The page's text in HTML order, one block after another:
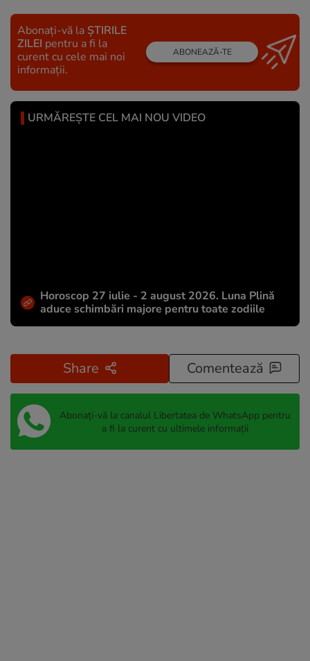
Abonați-vă la ȘTIRILE
ZILEI pentru a fi la
curent cu cele mai noi
informații.
ABONEAZĂ-TE
URMĂREȘTE CEL MAI NOU VIDEO
Horoscop 27 iulie - 2 august 2026. Luna Plină
aduce schimbări majore pentru toate zodiile
Share Comentează
Abonați-vă la canalul Libertatea de WhatsApp pentru
a fi la curent cu ultimele informații